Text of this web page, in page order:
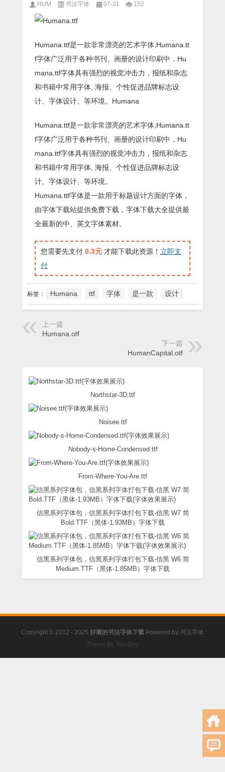
HUM 书法字体 07-31 152
Humana.ttf是一款非常漂亮的艺术字体,Humana.tt
f字体广泛用于各种书刊、画册的设计印刷中，Hu
mana.ttf字体具有强烈的视觉冲击力，报纸和杂志
和书籍中常用字体, 海报、个性促进品牌标志设
计、字体设计、等环境。Humana
Humana.ttf是一款非常漂亮的艺术字体,Humana.tt
f字体广泛用于各种书刊、画册的设计印刷中，Hu
mana.ttf字体具有强烈的视觉冲击力，报纸和杂志
和书籍中常用字体, 海报、个性促进品牌标志设
计、字体设计、等环境。
Humana.ttf字体是一款用于标题设计方面的字体，
由字体下载站提供免费下载，字体下载大全提供最
全最新的中、英文字体素材。
您需要先支付 0.3元 才能下载此资源！ 立即支
付
标签： Humana ttf 字体 是一款 设计
上一篇
Humana.otf
下一篇
HumanCapital.otf
Northstar-3D.ttf
Noisee.ttf
Nobody-s-Home-Condensed.ttf
From-Where-You-Are.ttf
信黑系列字体包，信黑系列字体打包下载-信黑 W7 简
Bold.TTF（黑体-1.93MB）字体下载
信黑系列字体包，信黑系列字体打包下载-信黑 W6 简
Medium.TTF（黑体-1.85MB）字体下载
Copyright © 2012 - 2025 好看的书法字体下载 Powered by 书法字体
Theme By XiaoBoy